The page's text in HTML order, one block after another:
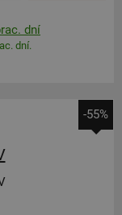
dní
dní.
-55%